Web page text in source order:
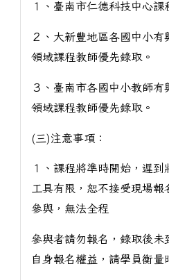
１、臺南市仁德科技中心課
２、大新豐地區各國中小
領域課程教師優先錄取。
３、臺南市各國中小教師
領域課程教師優先錄取。
(三)注意事項：
１、課程將準時開始，遲
工具有限，恕不接受現場報
參與，無法全程
參與者請勿報名，錄取後未
自身報名權益，請學員衡量